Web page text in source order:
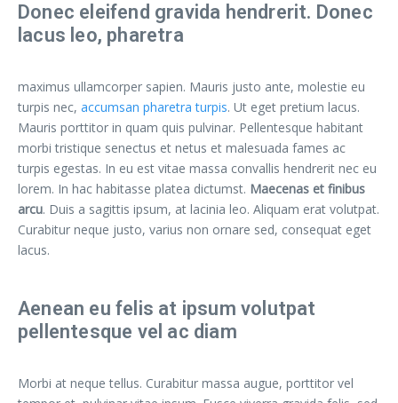
Donec eleifend gravida hendrerit. Donec
lacus leo, pharetra
maximus ullamcorper sapien. Mauris justo ante, molestie eu
turpis nec, accumsan pharetra turpis. Ut eget pretium lacus.
Mauris porttitor in quam quis pulvinar. Pellentesque habitant
morbi tristique senectus et netus et malesuada fames ac
turpis egestas. In eu est vitae massa convallis hendrerit nec eu
lorem. In hac habitasse platea dictumst. Maecenas et finibus
arcu. Duis a sagittis ipsum, at lacinia leo. Aliquam erat volutpat.
Curabitur neque justo, varius non ornare sed, consequat eget
lacus.
Aenean eu felis at ipsum volutpat
pellentesque vel ac diam
Morbi at neque tellus. Curabitur massa augue, porttitor vel